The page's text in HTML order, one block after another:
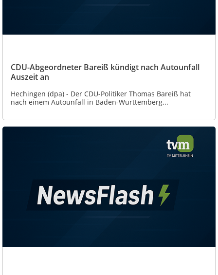
CDU-Abgeordneter Bareiß kündigt nach Autounfall
Auszeit an
Hechingen (dpa) - Der CDU-Politiker Thomas Bareiß hat
nach einem Autounfall in Baden-Württemberg...